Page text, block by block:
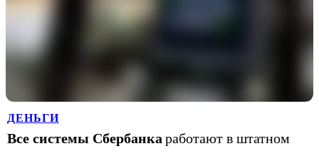
ДЕНЬГИ
Все системы Сбербанка работают в штатном